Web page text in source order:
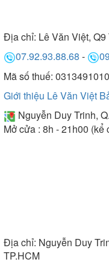
Địa chỉ: Lê Văn Việt, Q9
07.92.93.88.68 -
Mã số thuế: 0313491010
Giới thiệu Lê Văn Việt
Nguyễn Duy Trinh,
Mở cửa : 8h - 21h00
Địa chỉ: Nguyễn Duy
TP.HCM